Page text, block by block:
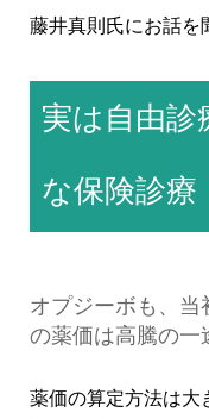
藤井真則氏にお話を
実は自由
な保険診療
オプジーボも、
の薬価は高騰の一
薬価の算定方法は大